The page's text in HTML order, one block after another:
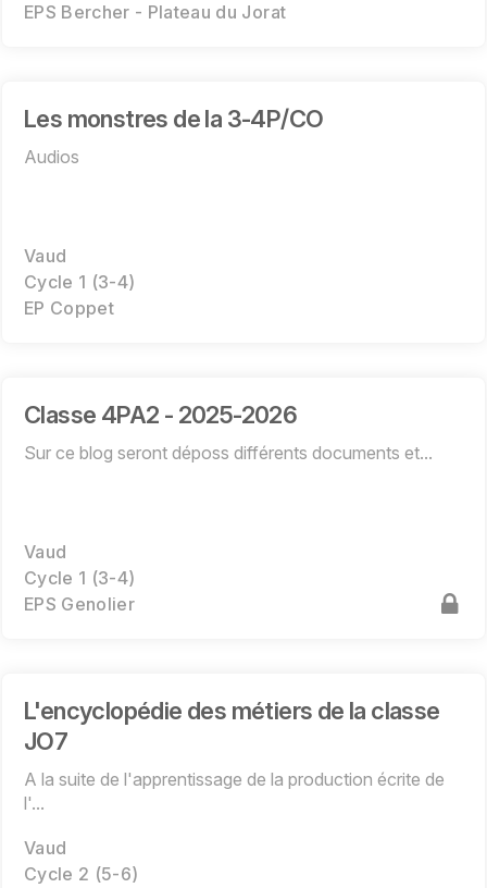
EPS Bercher - Plateau du Jorat
Les monstres de la 3-4P/CO
Audios
Vaud
Cycle 1 (3-4)
EP Coppet
Classe 4PA2 - 2025-2026
Sur ce blog seront déposs différents documents et...
Vaud
Cycle 1 (3-4)
EPS Genolier
L'encyclopédie des métiers de la classe
JO7
A la suite de l'apprentissage de la production écrite de
l'...
Vaud
Cycle 2 (5-6)